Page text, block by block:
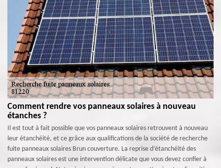
Comment rendre vos panneaux solaires à nouveau
étanches ?
Il est tout à fait possible que vos panneaux solaires retrouvent à nouveau
leur étanchéité, et ce grâce aux qualifications de la société de recherche
fuite panneaux solaires Brun couverture. La reprise d’étanchéité des
panneaux solaires est une intervention délicate que vous devez confier à